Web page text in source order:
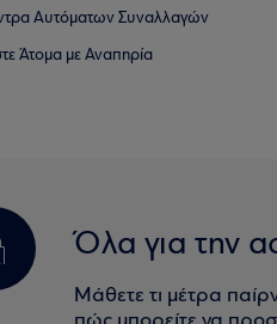
Αυτόματων Συναλλαγών
Άτομα με Αναπηρία
Όλα για την
Μάθετε τι μέτρα